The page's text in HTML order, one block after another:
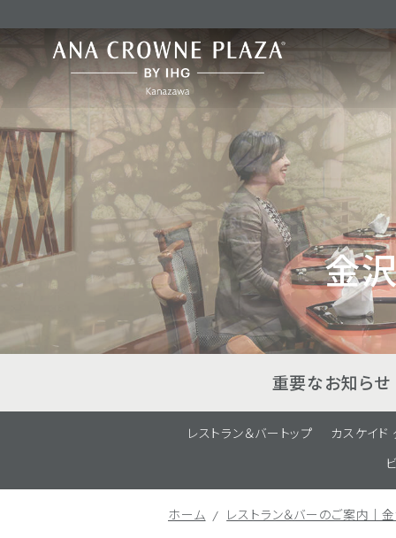
金
重要なお知らせ
レストラン＆バートップ カスケイド
ホーム レストラン＆バーのご案内｜